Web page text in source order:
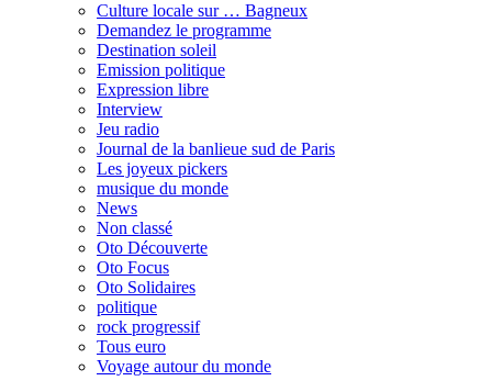
Culture locale sur … Bagneux
Demandez le programme
Destination soleil
Emission politique
Expression libre
Interview
Jeu radio
Journal de la banlieue sud de Paris
Les joyeux pickers
musique du monde
News
Non classé
Oto Découverte
Oto Focus
Oto Solidaires
politique
rock progressif
Tous euro
Voyage autour du monde